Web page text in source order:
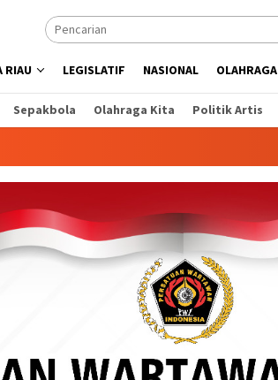
RIAU LEGISLATIF NASIONAL OLAHRAGA
Sepakbola Olahraga Kita Politik Artis